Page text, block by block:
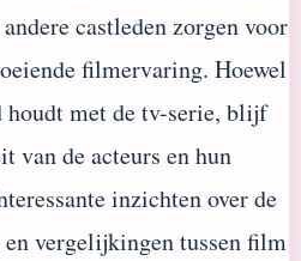
castleden zorgen voor
filmervaring. Hoewel
houdt met de tv-serie, blijf
van de acteurs en hun
inzichten over de
vergelijkingen tussen film